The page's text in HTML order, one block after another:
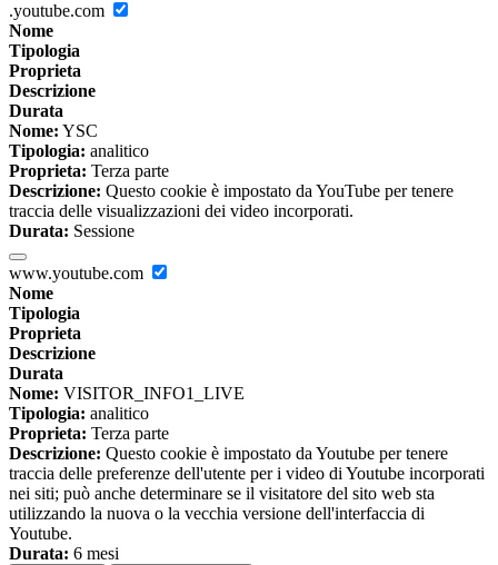
.youtube.com
Nome
Tipologia
Proprieta
Descrizione
Durata
Nome: YSC
Tipologia: analitico
Proprieta: Terza parte
Descrizione: Questo cookie è impostato da YouTube per tenere
traccia delle visualizzazioni dei video incorporati.
Durata: Sessione
www.youtube.com
Nome
Tipologia
Proprieta
Descrizione
Durata
Nome: VISITOR_INFO1_LIVE
Tipologia: analitico
Proprieta: Terza parte
Descrizione: Questo cookie è impostato da Youtube per tenere
traccia delle preferenze dell'utente per i video di Youtube incorporati
nei siti; può anche determinare se il visitatore del sito web sta
utilizzando la nuova o la vecchia versione dell'interfaccia di
Youtube.
Durata: 6 mesi